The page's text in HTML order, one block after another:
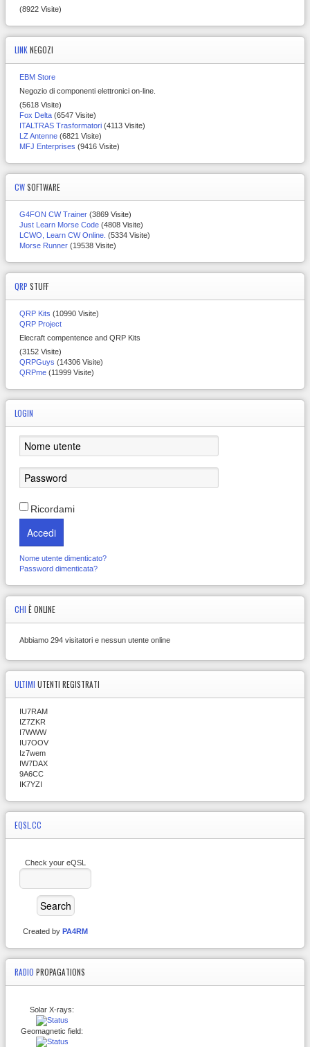
(8922 Visite)
LINK NEGOZI
EBM Store
Negozio di componenti elettronici on-line.
(5618 Visite)
Fox Delta (6547 Visite)
ITALTRAS Trasformatori (4113 Visite)
LZ Antenne (6821 Visite)
MFJ Enterprises (9416 Visite)
CWSOFTWARE
G4FON CW Trainer (3869 Visite)
Just Learn Morse Code (4808 Visite)
LCWO, Learn CW Online. (5334 Visite)
Morse Runner (19538 Visite)
QRP STUFF
QRP Kits (10990 Visite)
QRP Project
Elecraft compentence and QRP Kits
(3152 Visite)
QRPGuys (14306 Visite)
QRPme (11999 Visite)
LOGIN
Ricordami
Accedi
Nome utente dimenticato?
Password dimenticata?
CHI È ONLINE
Abbiamo 294 visitatori e nessun utente online
ULTIMI UTENTI REGISTRATI
IU7RAM
IZ7ZKR
I7WWW
IU7OOV
Iz7wem
IW7DAX
9A6CC
IK7YZI
EQSL.CC
Check your eQSL
Created by PA4RM
RADIO PROPAGATIONS
Solar X-rays:
Geomagnetic field: